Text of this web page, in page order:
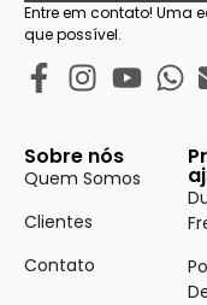
Entre em contato! Uma
que possível.
Sobre nós
Quem Somos
Clientes
Contato